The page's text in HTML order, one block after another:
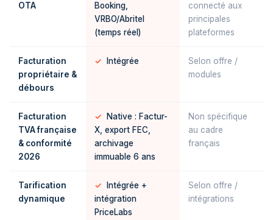
OTA
Booking,
VRBO/Abritel
(temps réel)
connecté aux
principales
plateformes
Facturation
propriétaire &
débours
✓ Intégrée
Selon offre /
modules
Facturation
TVA française
& conformité
2026
✓
Native : Factur-
X, export FEC,
archivage
immuable 6 ans
Non spécifique
au cadre
français
Tarification
dynamique
✓
Intégrée +
intégration
PriceLabs
Selon offre /
intégrations